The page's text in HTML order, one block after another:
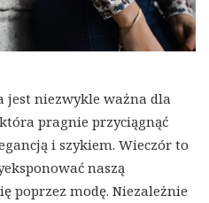
jest niezwykle ważna dla
pragnie przyciągnąć
i szykiem. Wieczór to
naszą
poprzez modę. Niezależnie